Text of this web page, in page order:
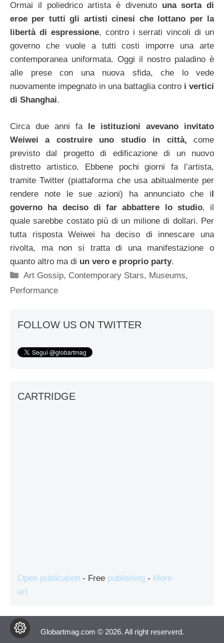
Ormai il poliedrico artista è divenuto una sorta di
eroe per tutti gli artisti cinesi che lottano per la
libertà di espressione, contro i serrati vincoli di un
governo che vuole a tutti costi imporre una arte
contemporanea uniformata. Oggi il nostro paladino è
alle prese con una nuova sfida, che lo vede
nuovamente impegnato in una battaglia contro i vertici
di Shanghai.
Circa due anni fa le istituzioni avevano invitato
Weiwei a costruire uno studio in città, come
previsto dal progetto di edificazione di un nuovo
distretto artistico. Ebbene pochi giorni fa l’artista,
tramite Twitter (piattaforma che usa abitualmente per
rendere note le sue azioni) ha annunciato che il
governo ha deciso di far abbattere lo studio, il
quale sarebbe costato più di un milione di dollari. Per
tutta risposta Weiwei ha deciso di innescare una
rivolta, ma non si tratta di una manifestazione o
quanto altro ma di un vero e proprio party.
Categorie
Art Gossip, Contemporary Stars, Museums,
Performance
FOLLOW US ON TWITTER
CARTRIDGE
Open publication - Free publishing - More
art
Globartmag.com © 2026. All right reserverd.